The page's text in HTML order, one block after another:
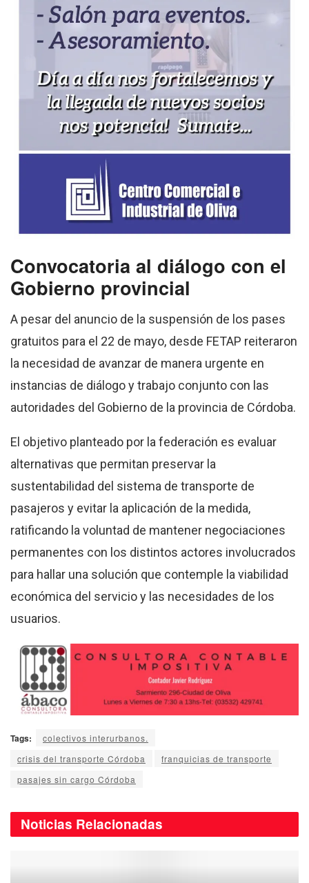
Convocatoria al diálogo con el
Gobierno provincial
A pesar del anuncio de la suspensión de los pases
gratuitos para el 22 de mayo, desde FETAP reiteraron
la necesidad de avanzar de manera urgente en
instancias de diálogo y trabajo conjunto con las
autoridades del Gobierno de la provincia de Córdoba.
El objetivo planteado por la federación es evaluar
alternativas que permitan preservar la
sustentabilidad del sistema de transporte de
pasajeros y evitar la aplicación de la medida,
ratificando la voluntad de mantener negociaciones
permanentes con los distintos actores involucrados
para hallar una solución que contemple la viabilidad
económica del servicio y las necesidades de los
usuarios.
Tags:
colectivos interurbanos.
crisis del transporte Córdoba
franquicias de transporte
pasajes sin cargo Córdoba
Noticias Relacionadas